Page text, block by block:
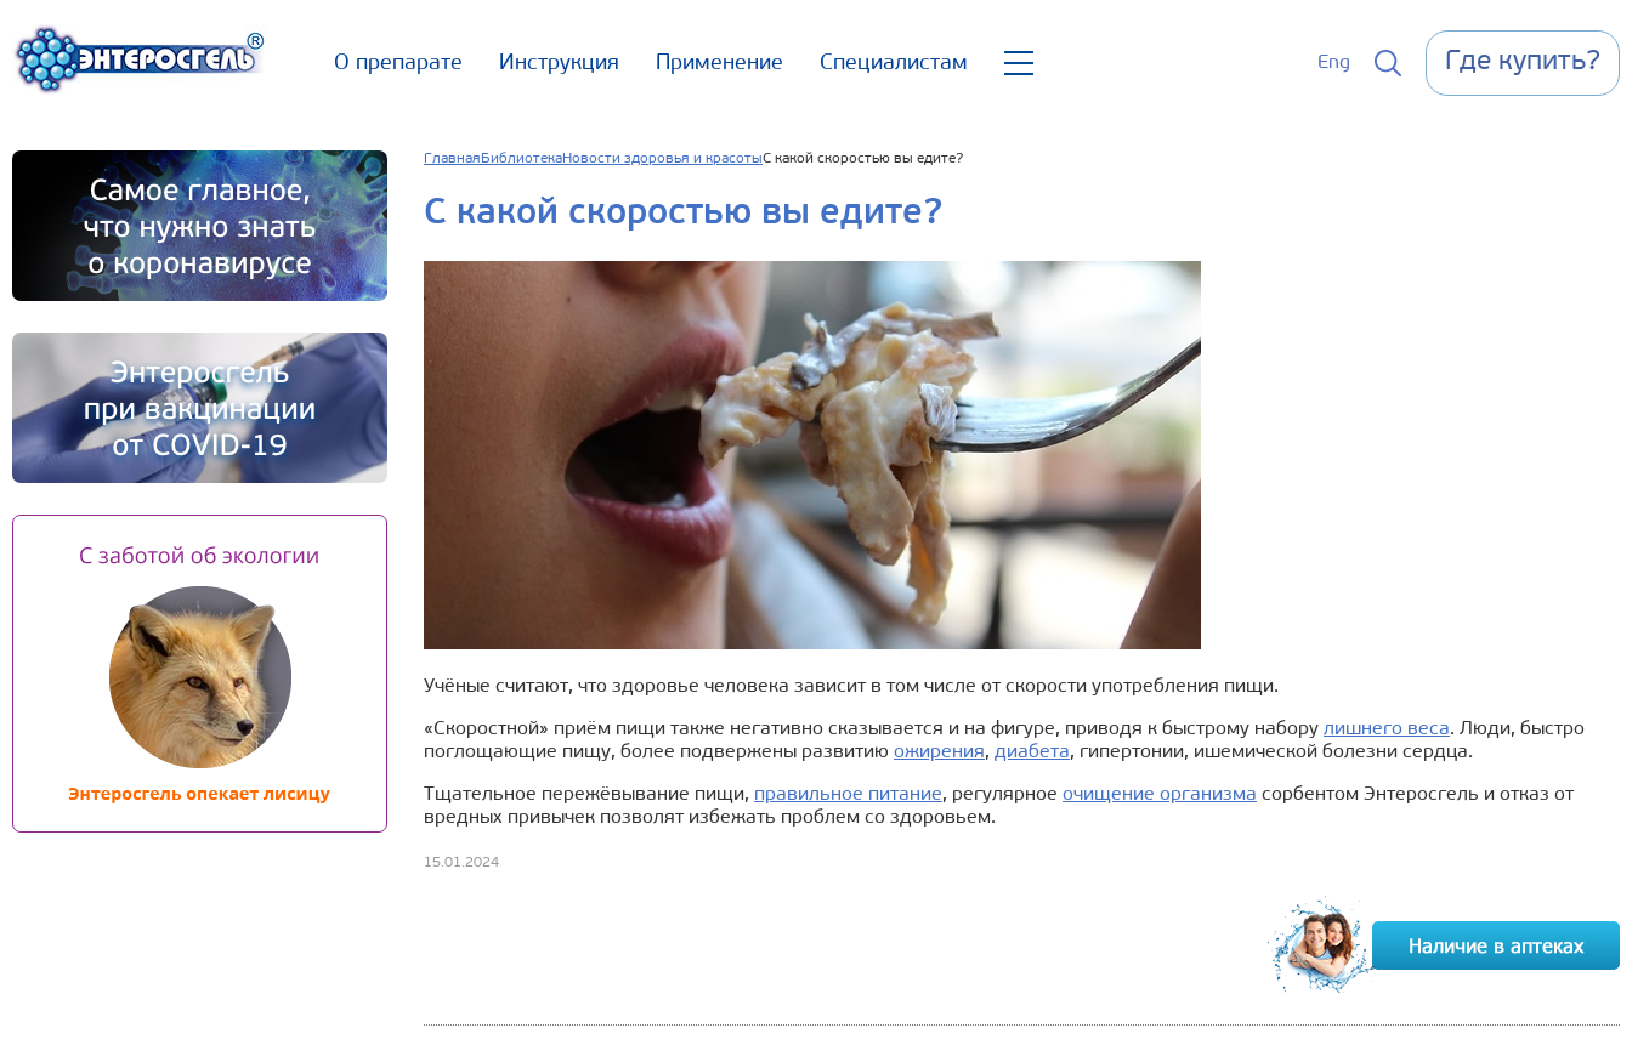
О препарате Инструкция Применение Специалистам Eng Где купить?
Главная БиблиотекаНовости здоровья и красотыС какой скоростью вы едите?
С какой скоростью вы едите?
Учёные считают, что здоровье человека зависит в том числе от скорости употребления пищи.
«Скоростной» приём пищи также негативно сказывается и на фигуре, приводя к быстрому набору лишнего веса. Люди, быстро
поглощающие пищу, более подвержены развитию ожирения, диабета, гипертонии, ишемической болезни сердца.
Тщательное пережёвывание пищи, правильное питание, регулярное очищение организма сорбентом Энтеросгель и отказ от
вредных привычек позволят избежать проблем со здоровьем.
15.01.2024